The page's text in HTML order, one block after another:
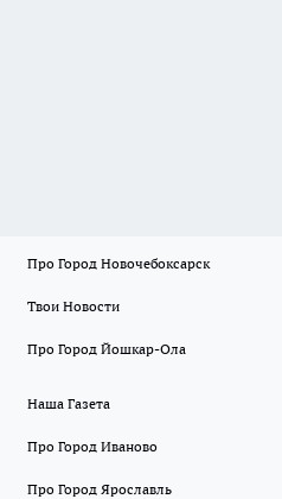
Про Город Новочебоксарск
Твои Новости
Про Город Йошкар-Ола
Наша Газета
Про Город Иваново
Про Город Ярославль